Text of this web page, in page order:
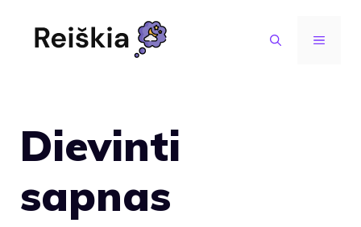
MENIU
Dievinti
sapnas